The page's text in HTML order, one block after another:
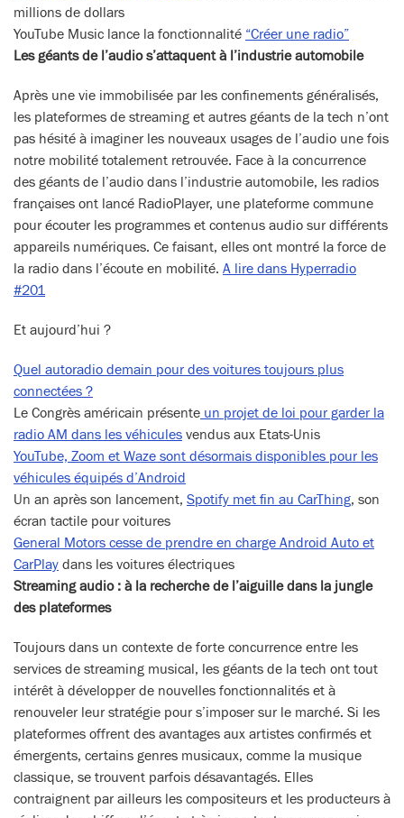
millions de dollars
YouTube Music lance la fonctionnalité “Créer une radio”
Les géants de l’audio s’attaquent à l’industrie automobile
Après une vie immobilisée par les confinements généralisés,
les plateformes de streaming et autres géants de la tech n’ont
pas hésité à imaginer les nouveaux usages de l’audio une fois
notre mobilité totalement retrouvée. Face à la concurrence
des géants de l’audio dans l’industrie automobile, les radios
françaises ont lancé RadioPlayer, une plateforme commune
pour écouter les programmes et contenus audio sur différents
appareils numériques. Ce faisant, elles ont montré la force de
la radio dans l’écoute en mobilité. A lire dans Hyperradio
#201
Et aujourd’hui ?
Quel autoradio demain pour des voitures toujours plus
connectées ?
Le Congrès américain présente un projet de loi pour garder la
radio AM dans les véhicules vendus aux Etats-Unis
YouTube, Zoom et Waze sont désormais disponibles pour les
véhicules équipés d’Android
Un an après son lancement, Spotify met fin au CarThing, son
écran tactile pour voitures
General Motors cesse de prendre en charge Android Auto et
CarPlay dans les voitures électriques
Streaming audio : à la recherche de l’aiguille dans la jungle
des plateformes
Toujours dans un contexte de forte concurrence entre les
services de streaming musical, les géants de la tech ont tout
intérêt à développer de nouvelles fonctionnalités et à
renouveler leur stratégie pour s’imposer sur le marché. Si les
plateformes offrent des avantages aux artistes confirmés et
émergents, certains genres musicaux, comme la musique
classique, se trouvent parfois désavantagés. Elles
contraignent par ailleurs les compositeurs et les producteurs à